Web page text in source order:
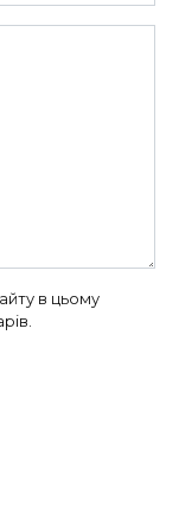
в цьому